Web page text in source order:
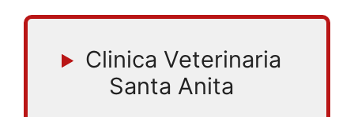
Clinica Veterinaria
Santa Anita